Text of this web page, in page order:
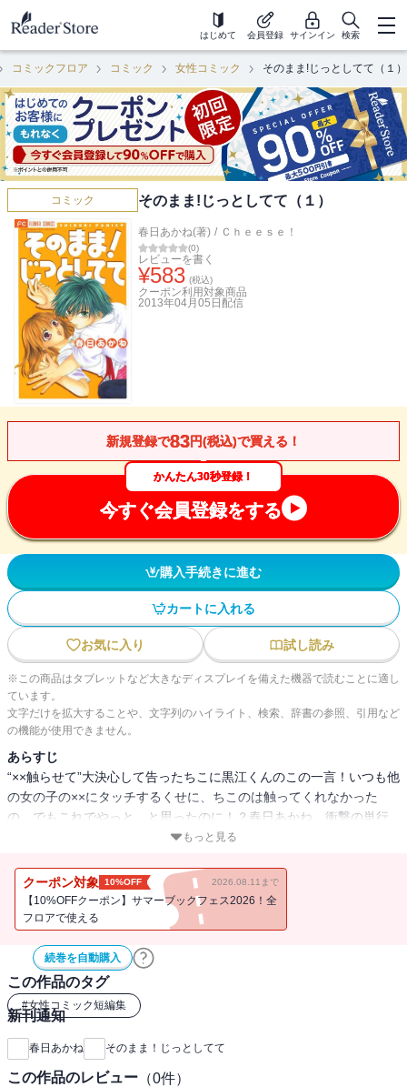
はじめて 会員登録 サインイン 検索
コミックフロア コミック 女性コミック そのまま!じっとしてて（１）
コミック そのまま!じっとしてて（１）
春日あかね(著) / Ｃｈｅｅｓｅ！
(0)
レビューを書く
¥583 (税込)
クーポン利用対象商品
2013年04月05日 配信
新規登録で83円(税込)で買える！
かんたん30秒登録！
今すぐ会員登録をする
購入手続きに進む
カートに入れる
お気に入り 試し読み
※この商品はタブレットなど大きなディスプレイを備えた機器で読むことに適し
ています。
文字だけを拡大することや、文字列のハイライト、検索、辞書の参照、引用など
の機能が使用できません。
あらすじ
“××触らせて”大決心して告ったちこに黒江くんのこの一言！いつも他
の女の子の××にタッチするくせに、ちこのは触ってくれなかった
の。でもこれでやっと、と思ったのに！？春日あかね、衝撃の単行
●本作品は短編集です。そのまま！じっとしてて／そのまま！じっと
してろ／そのまま！！じっとしてて／この手を放さないで／黒江く
んのいいわけの5作品を収録。
もっと見る
クーポン対象 10%OFF 2026.08.11まで
【10%OFFクーポン】サマーブックフェス2026！全
フロアで使える
続巻を自動購入
この作品のタグ
#女性コミック短編集
新刊通知
春日あかね そのまま！じっとしてて
この作品のレビュー （0件）